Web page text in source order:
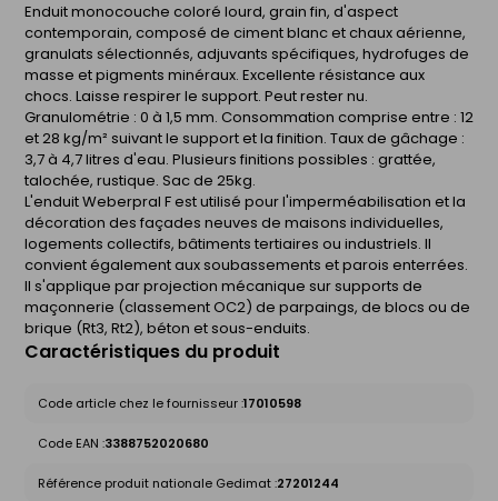
Enduit monocouche coloré lourd, grain fin, d'aspect
contemporain, composé de ciment blanc et chaux aérienne,
granulats sélectionnés, adjuvants spécifiques, hydrofuges de
masse et pigments minéraux. Excellente résistance aux
chocs. Laisse respirer le support. Peut rester nu.
Granulométrie : 0 à 1,5 mm. Consommation comprise entre : 12
et 28 kg/m² suivant le support et la finition. Taux de gâchage :
3,7 à 4,7 litres d'eau. Plusieurs finitions possibles : grattée,
talochée, rustique. Sac de 25kg.
L'enduit Weberpral F est utilisé pour l'imperméabilisation et la
décoration des façades neuves de maisons individuelles,
logements collectifs, bâtiments tertiaires ou industriels. Il
convient également aux soubassements et parois enterrées.
Il s'applique par projection mécanique sur supports de
maçonnerie (classement OC2) de parpaings, de blocs ou de
brique (Rt3, Rt2), béton et sous-enduits.
Caractéristiques du produit
Code article chez le fournisseur :17010598
Code EAN :3388752020680
Référence produit nationale Gedimat :27201244